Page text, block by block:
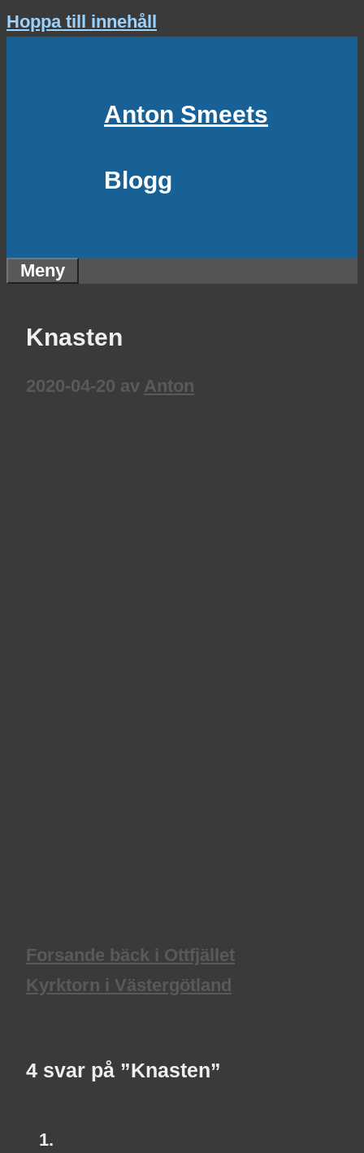
Hoppa till innehåll
Anton Smeets
Blogg
Meny
Knasten
2020-04-20 av Anton
Forsande bäck i Ottfjället
Kyrktorn i Västergötland
4 svar på ”Knasten”